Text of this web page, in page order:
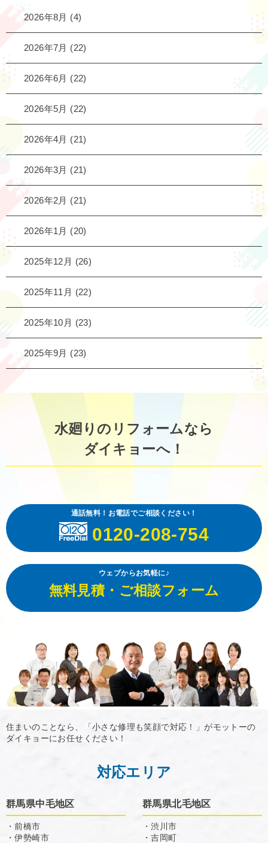
2026年8月 (4)
2026年7月 (22)
2026年6月 (22)
2026年5月 (22)
2026年4月 (21)
2026年3月 (21)
2026年2月 (21)
2026年1月 (20)
2025年12月 (26)
2025年11月 (22)
2025年10月 (23)
2025年9月 (23)
水廻りのリフォームなら
ダイキョーへ！
通話無料！お電話でご相談ください！
0120-208-754
ウェブからお気軽に♪
無料見積・ご相談フォーム
住まいのことなら、「小さな修理も笑顔で対応！」がモットーの
ダイキョーにお任せください！
対応エリア
群馬県中毛地区
・前橋市
・伊勢崎市
群馬県北毛地区
・渋川市
・吉岡町